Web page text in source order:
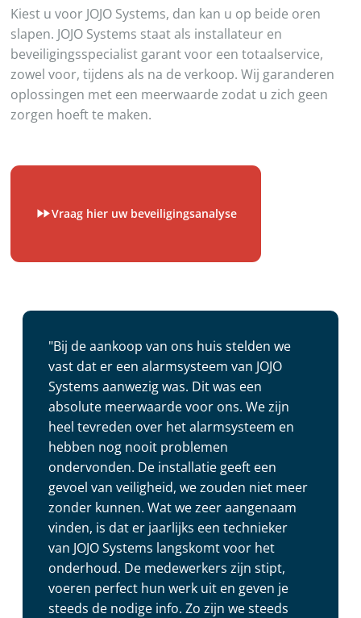
Kiest u voor JOJO Systems, dan kan u op beide oren
slapen. JOJO Systems staat als installateur en
beveiligingsspecialist garant voor een totaalservice,
zowel voor, tijdens als na de verkoop. Wij garanderen
oplossingen met een meerwaarde zodat u zich geen
zorgen hoeft te maken.
Vraag hier uw beveiligingsanalyse
"Bij de aankoop van ons huis stelden we
vast dat er een alarmsysteem van JOJO
Systems aanwezig was. Dit was een
absolute meerwaarde voor ons. We zijn
heel tevreden over het alarmsysteem en
hebben nog nooit problemen
ondervonden. De installatie geeft een
gevoel van veiligheid, we zouden niet meer
zonder kunnen. Wat we zeer aangenaam
vinden, is dat er jaarlijks een technieker
van JOJO Systems langskomt voor het
onderhoud. De medewerkers zijn stipt,
voeren perfect hun werk uit en geven je
steeds de nodige info. Zo zijn we steeds